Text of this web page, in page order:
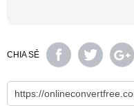
CHIA SẺ